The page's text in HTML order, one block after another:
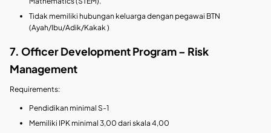
Tidak memiliki hubungan keluarga dengan pegawai BTN
(Ayah/Ibu/Adik/Kakak )
7. Officer Development Program – Risk
Management
Requirements:
Pendidikan minimal S-1
Memiliki IPK minimal 3,00 dari skala 4,00